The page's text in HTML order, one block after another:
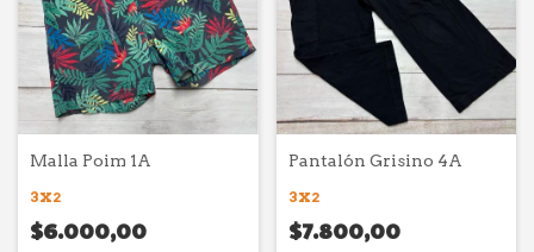
Malla Poim 1A
3X2
$6.000,00
Pantalón Grisino 4A
3X2
$7.800,00